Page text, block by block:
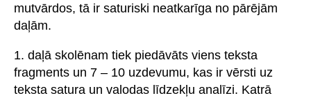
mutvārdos, tā ir saturiski neatkarīga no pārējām
daļām.
1. daļā skolēnam tiek piedāvāts viens teksta
fragments un 7 – 10 uzdevumu, kas ir vērsti uz
teksta satura un valodas līdzekļu analīzi. Katrā